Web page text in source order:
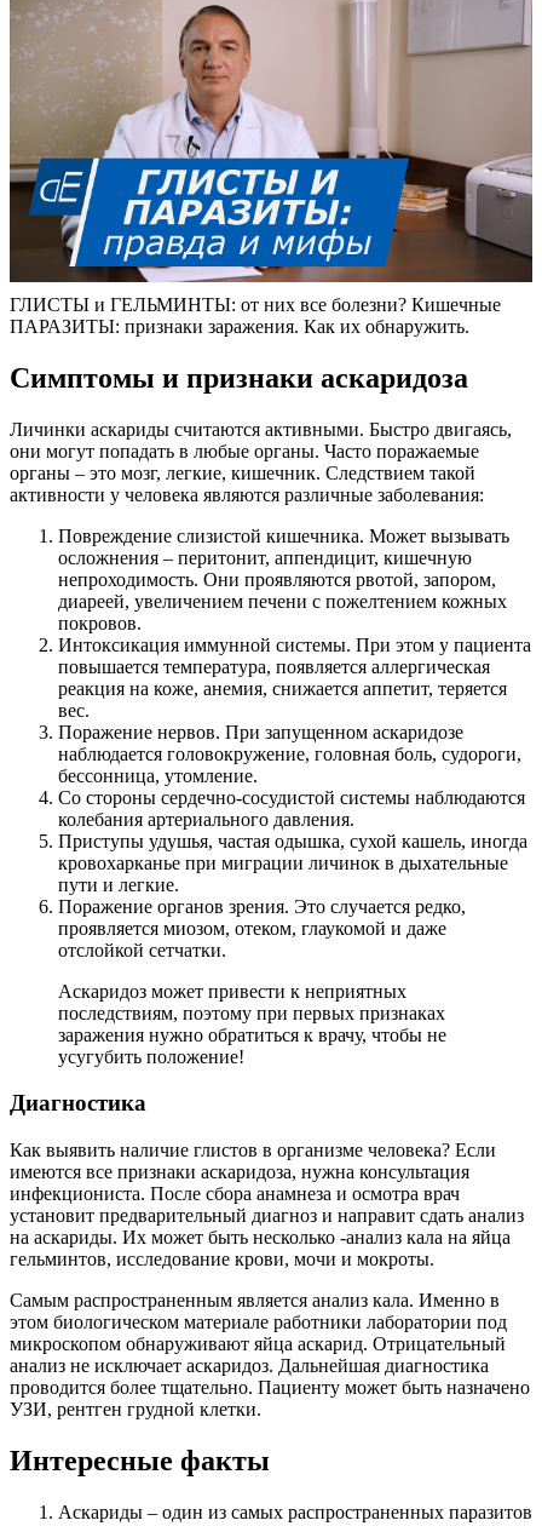
ГЛИСТЫ и ГЕЛЬМИНТЫ: от них все болезни? Кишечные
ПАРАЗИТЫ: признаки заражения. Как их обнаружить.
Симптомы и признаки аскаридоза
Личинки аскариды считаются активными. Быстро двигаясь,
они могут попадать в любые органы. Часто поражаемые
органы – это мозг, легкие, кишечник. Следствием такой
активности у человека являются различные заболевания:
Повреждение слизистой кишечника. Может вызывать
осложнения – перитонит, аппендицит, кишечную
непроходимость. Они проявляются рвотой, запором,
диареей, увеличением печени с пожелтением кожных
покровов.
Интоксикация иммунной системы. При этом у пациента
повышается температура, появляется аллергическая
реакция на коже, анемия, снижается аппетит, теряется
вес.
Поражение нервов. При запущенном аскаридозе
наблюдается головокружение, головная боль, судороги,
бессонница, утомление.
Со стороны сердечно-сосудистой системы наблюдаются
колебания артериального давления.
Приступы удушья, частая одышка, сухой кашель, иногда
кровохарканье при миграции личинок в дыхательные
пути и легкие.
Поражение органов зрения. Это случается редко,
проявляется миозом, отеком, глаукомой и даже
отслойкой сетчатки.
Аскаридоз может привести к неприятных
последствиям, поэтому при первых признаках
заражения нужно обратиться к врачу, чтобы не
усугубить положение!
Диагностика
Как выявить наличие глистов в организме человека? Если
имеются все признаки аскаридоза, нужна консультация
инфекциониста. После сбора анамнеза и осмотра врач
установит предварительный диагноз и направит сдать анализ
на аскариды. Их может быть несколько -анализ кала на яйца
гельминтов, исследование крови, мочи и мокроты.
Самым распространенным является анализ кала. Именно в
этом биологическом материале работники лаборатории под
микроскопом обнаруживают яйца аскарид. Отрицательный
анализ не исключает аскаридоз. Дальнейшая диагностика
проводится более тщательно. Пациенту может быть назначено
УЗИ, рентген грудной клетки.
Интересные факты
Аскариды – один из самых распространенных паразитов